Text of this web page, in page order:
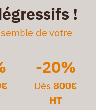
!
de votre
-20%
Dès 800€
HT